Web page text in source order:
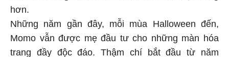
hơn.
Những năm gần đây, mỗi mùa Halloween đến,
Momo vẫn được mẹ đầu tư cho những màn hóa
trang đầy độc đáo. Thậm chí bắt đầu từ năm